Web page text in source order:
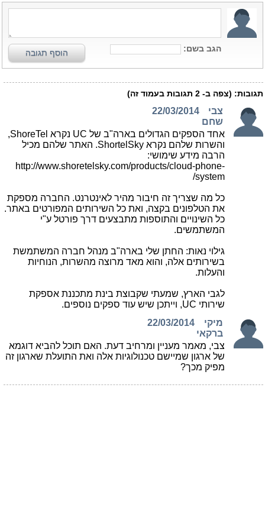
הגב בשם: הוסף תגובה
תגובות: (צפה ב- 2 תגובות בעמוד זה)
צבי
שחם
22/03/2014
אחד הספקים הגדולים בארה"ב של UC נקרא ShoreTel,
והשרות שלהם נקרא ShortelSky. האתר שלהם מכיל
הרבה מידע שימושי:
http://www.shoretelsky.com/products/cloud-phone-
system/
כל מה שצריך זה חיבור מהיר לאינטרנט. החברה מספקת
את הטלפונים בקצה, ואת כל השירותים המפורטים באתר.
כל השינויים והתוספות מתבצעים דרך פורטל ע"י
המשתמשים.
גילוי נאות: החתן שלי בארה"ב מנהל חברה המשתמשת
בשירותים אלה, והוא מאד מרוצה מהשרות, הנוחיות
והעלות.
לגבי הארץ, שמעתי שקבוצת בינת מתכננת אספקת
שירותי UC, וייתכן שיש עוד ספקים נוספים.
מיקי
ברקאי
22/03/2014
צבי, מאמר מעניין ומרחיב דעת. האם תוכל להביא דוגמא
של ארגון שמיישם טכנולוגיות אלה ואת התועלת שארגון זה
מפיק מכך?